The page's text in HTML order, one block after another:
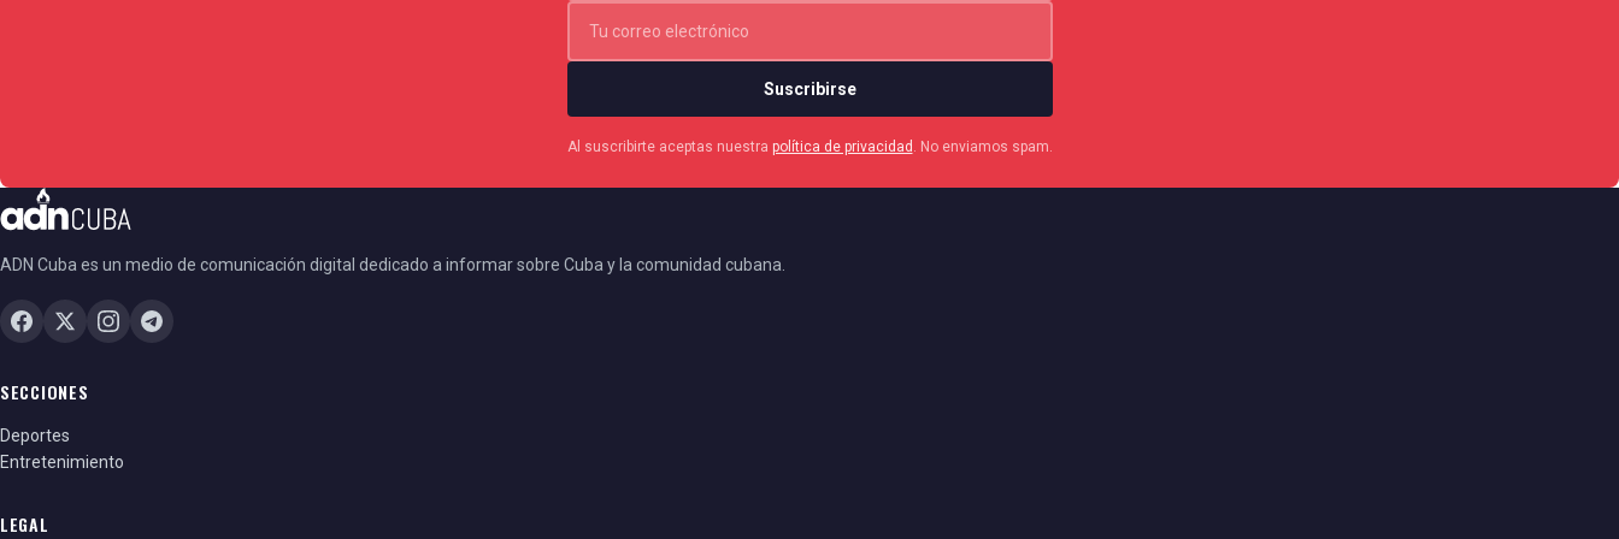
Suscribirse
Al suscribirte aceptas nuestra política de privacidad . No enviamos spam.
ADN Cuba es un medio de comunicación digital dedicado a informar sobre Cuba y la comunidad cubana.
SECCIONES
Deportes
Entretenimiento
LEGAL